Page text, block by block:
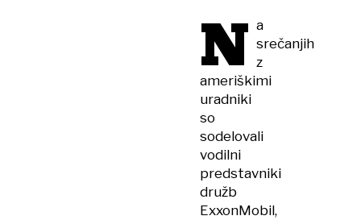
N a
srečanjih
z
ameriškimi
uradniki
so
sodelovali
vodilni
predstavniki
družb
ExxonMobil,